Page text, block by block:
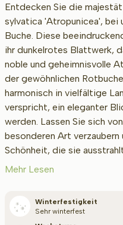
Wurzel-Typ
Höhe bei Lieferung
Breite bei Lieferung
Standort
Entdecken Sie die
sylvatica 'Atropunicea', bei
Buche. Diese
ihr dunkelrotes Blattwerk,
noble und geheimnisvolle
der gewöhnlichen
harmonisch in vielfältige
verspricht, ein eleganter
werden. Lassen Sie sich
besonderen Art verzaubern
Schönheit, die sie
Mehr Lesen
Winterfestigkeit
Sehr winterfest